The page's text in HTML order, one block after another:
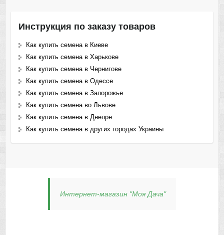
Инструкция по заказу товаров
Как купить семена в Киеве
Как купить семена в Харькове
Как купить семена в Чернигове
Как купить семена в Одессе
Как купить семена в Запорожье
Как купить семена во Львове
Как купить семена в Днепре
Как купить семена в других городах Украины
Интернет-магазин "Моя Дача"